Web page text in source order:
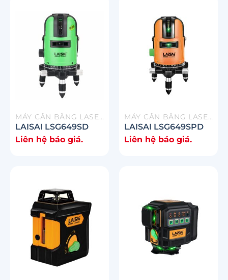
MÁY CÂN BẰNG LASER
LAISAI LSG649SD
Liên hệ báo giá.
MÁY CÂN BẰNG LASER
LAISAI LSG649SPD
Liên hệ báo giá.